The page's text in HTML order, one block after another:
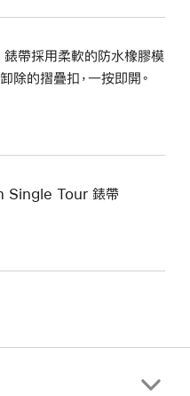
錶帶採用柔軟的防水橡膠模
除的摺疊扣，一按即開。
Tour 錶帶